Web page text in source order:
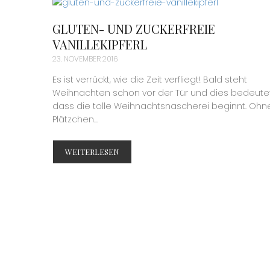
GLUTEN- UND ZUCKERFREIE
VANILLEKIPFERL
23. NOVEMBER 2016
Es ist verrückt, wie die Zeit verfliegt! Bald steht
Weihnachten schon vor der Tür und dies
dass die tolle Weihnachtsnascherei beginnt.
Plätzchen...
WEITERLESEN